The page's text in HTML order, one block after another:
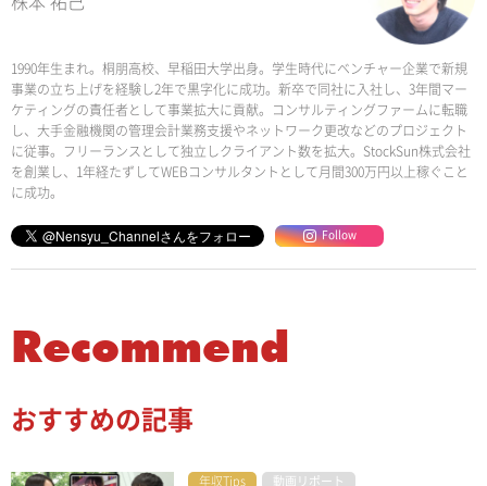
1990年生まれ。桐朋高校、早稲田大学出身。学生時代にベンチャー企業で新規
事業の立ち上げを経験し2年で黒字化に成功。新卒で同社に入社し、3年間マー
ケティングの責任者として事業拡大に貢献。コンサルティングファームに転職
し、大手金融機関の管理会計業務支援やネットワーク更改などのプロジェクト
に従事。フリーランスとして独立しクライアント数を拡大。StockSun株式会社
を創業し、1年経たずしてWEBコンサルタントとして月間300万円以上稼ぐこと
に成功。
Follow
Recommend
おすすめの記事
年収Tips 動画リポート